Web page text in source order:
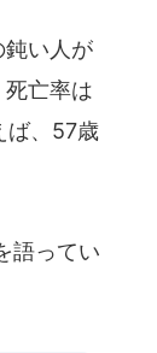
い人が
亡率は
ば、57歳
語ってい